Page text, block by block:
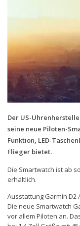
Flatrate-
Mobilfunk-
Mobilfunk-
Flatrate-
Der US-
seine neue Piloten-
Funktion, LED-
Flieger bietet.
Die Smartwatch ist ab
erhältlich.
Ausstattung Garmin D2
Die neue Smartwatch
vor allem Piloten an.